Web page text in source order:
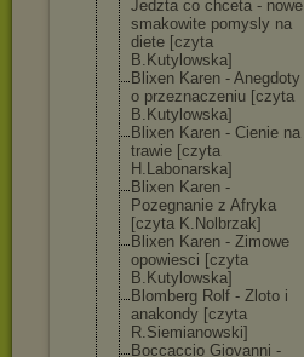
Jedzta co chceta - nowe
smakowite pomysly na
diete [czyta
B.Kutylowska]
Blixen Karen - Anegdoty
o przeznaczeniu [czyta
B.Kutylowska]
Blixen Karen - Cienie na
trawie [czyta
H.Labonarska]
Blixen Karen -
Pozegnanie z Afryka
[czyta K.Nolbrzak]
Blixen Karen - Zimowe
opowiesci [czyta
B.Kutylowska]
Blomberg Rolf - Zloto i
anakondy [czyta
R.Siemianowski]
Boccaccio Giovanni -